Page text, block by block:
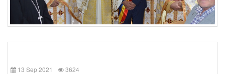
13 Sep 2021 3624